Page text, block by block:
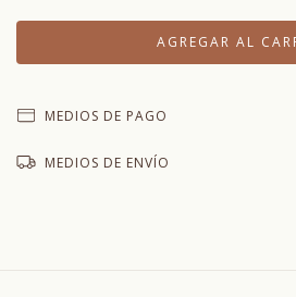
MEDIOS DE PAGO
MEDIOS DE ENVÍO